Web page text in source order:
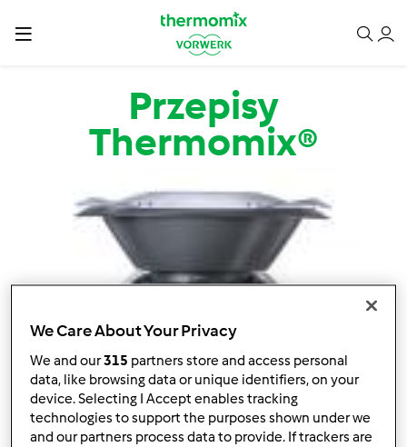
Przepisy
Thermomix®
We Care About Your Privacy
We and our315 partners store and access personal
data, like browsing data or unique identifiers, on your
device. Selecting I Accept enables tracking
technologies to support the purposes shown under we
and our partners process data to provide. If trackers are